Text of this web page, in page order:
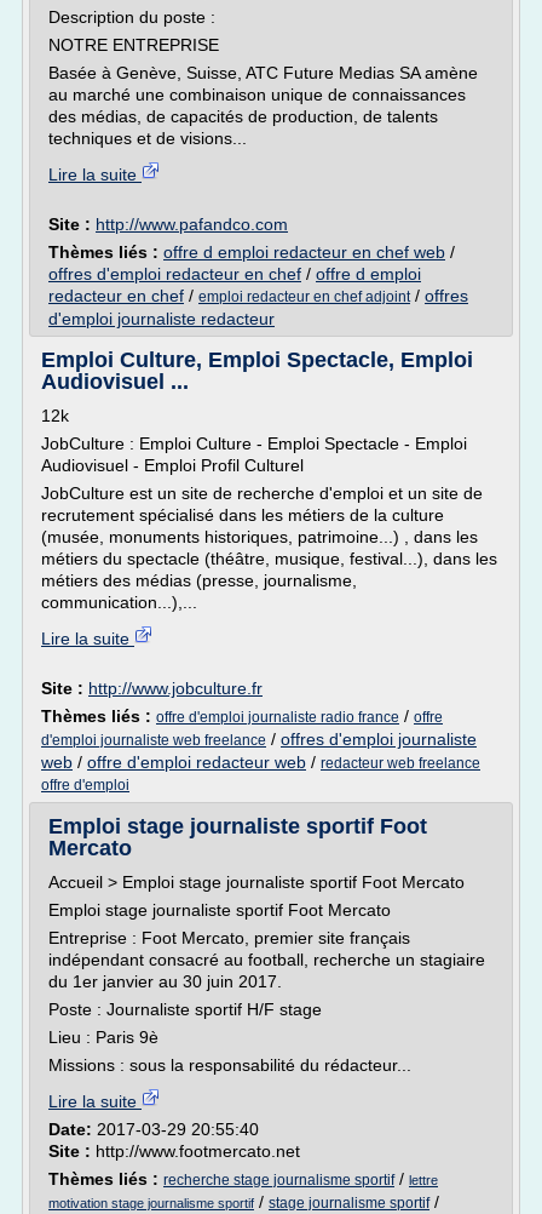
Description du poste :
NOTRE ENTREPRISE
Basée à Genève, Suisse, ATC Future Medias SA amène
au marché une combinaison unique de connaissances
des médias, de capacités de production, de talents
techniques et de visions...
Lire la suite
Site : http://www.pafandco.com
Thèmes liés : offre d emploi redacteur en chef web /
offres d'emploi redacteur en chef / offre d emploi
redacteur en chef / emploi redacteur en chef adjoint/ offres
d'emploi journaliste redacteur
Emploi Culture, Emploi Spectacle, Emploi
Audiovisuel ...
12k
JobCulture : Emploi Culture - Emploi Spectacle - Emploi
Audiovisuel - Emploi Profil Culturel
JobCulture est un site de recherche d'emploi et un site de
recrutement spécialisé dans les métiers de la culture
(musée, monuments historiques, patrimoine...) , dans les
métiers du spectacle (théâtre, musique, festival...), dans les
métiers des médias (presse, journalisme,
communication...),...
Lire la suite
Site : http://www.jobculture.fr
Thèmes liés : offre d'emploi journaliste radio france / offre
d'emploi journaliste web freelance / offres d'emploi journaliste
web / offre d'emploi redacteur web / redacteur web freelance
offre d'emploi
Emploi stage journaliste sportif Foot
Mercato
Accueil > Emploi stage journaliste sportif Foot Mercato
Emploi stage journaliste sportif Foot Mercato
Entreprise : Foot Mercato, premier site français
indépendant consacré au football, recherche un stagiaire
du 1er janvier au 30 juin 2017.
Poste : Journaliste sportif H/F stage
Lieu : Paris 9è
Missions : sous la responsabilité du rédacteur...
Lire la suite
Date: 2017-03-29 20:55:40
Site : http://www.footmercato.net
Thèmes liés : recherche stage journalisme sportif/ lettre
motivation stage journalisme sportif / stage journalisme sportif/